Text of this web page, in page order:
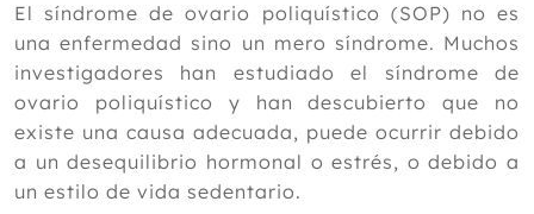
Noviembre
Octubre
Septiembre
Agosto
Julio
Junio
Mayo
El síndrome de ovario poliquístico (SOP) no es
una enfermedad sino un mero síndrome. Muchos
investigadores han estudiado el síndrome de
ovario poliquístico y han descubierto que no
existe una causa adecuada, puede ocurrir debido
a un desequilibrio hormonal o estrés, o debido a
un estilo de vida sedentario.